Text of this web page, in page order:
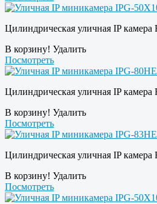
Цилиндрическая уличная IP
В корзину! Удалить
Посмотреть
Цилиндрическая уличная IP
В корзину! Удалить
Посмотреть
Цилиндрическая уличная IP
В корзину! Удалить
Посмотреть